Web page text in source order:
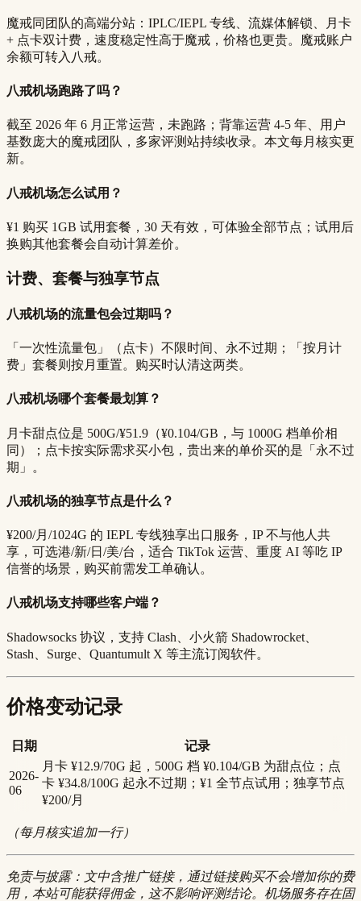
魔戒同团队的高端分站：IPLC/IEPL 专线、流媒体解锁、月卡
+ 点卡双计费，速度稳定性高于魔戒，价格也更贵。魔戒账户
余额可转入八戒。
八戒机场跑路了吗？
截至 2026 年 6 月正常运营，未跑路；背靠运营 4-5 年、用户
基数庞大的魔戒团队，多家评测站持续收录。本文每月核实更
新。
八戒机场怎么试用？
¥1 购买 1GB 试用套餐，30 天有效，可体验全部节点；试用后
换购其他套餐会自动计算差价。
计费、套餐与独享节点
八戒机场的流量包会过期吗？
「一次性流量包」（点卡）不限时间、永不过期；「按月计
费」套餐则按月重置。购买时认清这两类。
八戒机场哪个套餐最划算？
月卡甜点位是 500G/¥51.9（¥0.104/GB，与 1000G 档单价相
同）；点卡按实际需求买小包，贵出来的单价买的是「永不过
期」。
八戒机场的独享节点是什么？
¥200/月/1024G 的 IEPL 专线独享出口服务，IP 不与他人共
享，可选港/新/日/美/台，适合 TikTok 运营、重度 AI 等吃 IP
信誉的场景，购买前需发工单确认。
八戒机场支持哪些客户端？
Shadowsocks 协议，支持 Clash、小火箭 Shadowrocket、
Stash、Surge、Quantumult X 等主流订阅软件。
价格变动记录
日期 记录
2026-
06
月卡 ¥12.9/70G 起，500G 档 ¥0.104/GB 为甜点位；点
卡 ¥34.8/100G 起永不过期；¥1 全节点试用；独享节点
¥200/月
（每月核实追加一行）
免责与披露：文中含推广链接，通过链接购买不会增加你的费
用，本站可能获得佣金，这不影响评测结论。机场服务存在固